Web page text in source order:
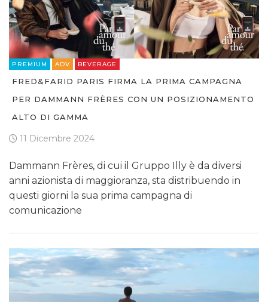
PREMIUM ADV BEVERAGE
FRED&FARID PARIS FIRMA LA PRIMA CAMPAGNA
PER DAMMANN FRÈRES CON UN POSIZIONAMENTO
ALTO DI GAMMA
11 Dicembre 2024
Dammann Frères, di cui il Gruppo Illy è da diversi
anni azionista di maggioranza, sta distribuendo in
questi giorni la sua prima campagna di
comunicazione